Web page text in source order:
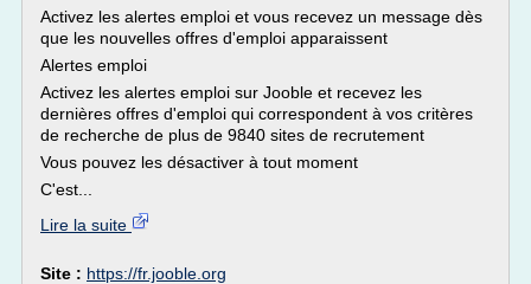
Activez les alertes emploi et vous recevez un message dès
que les nouvelles offres d'emploi apparaissent
Alertes emploi
Activez les alertes emploi sur Jooble et recevez les
dernières offres d'emploi qui correspondent à vos critères
de recherche de plus de 9840 sites de recrutement
Vous pouvez les désactiver à tout moment
C'est...
Lire la suite
Site : https://fr.jooble.org